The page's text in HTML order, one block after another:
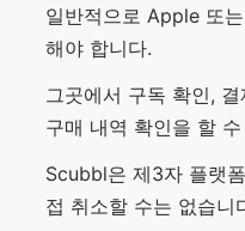
일반적으로 Apple 또
해야 합니다.
그곳에서 구독 확인,
구매 내역 확인을 할
Scubbl은 제3자 플랫
접 취소할 수는 없습니